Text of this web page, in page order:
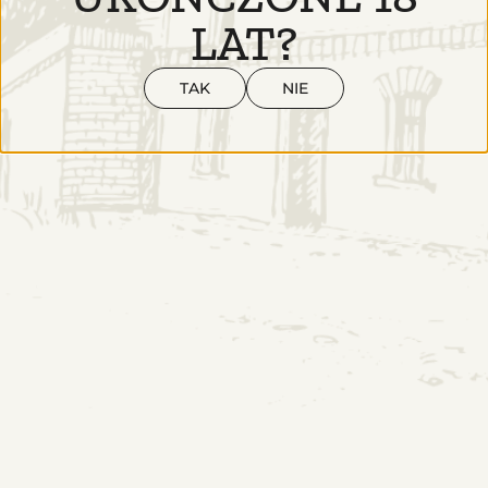
LAT?
TAK NIE